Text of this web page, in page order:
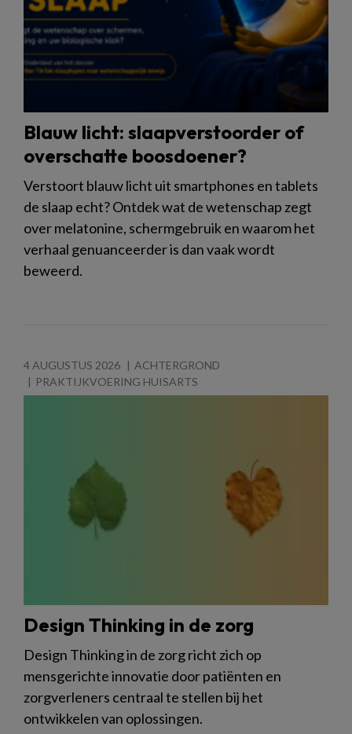
Blauw licht: slaapverstoorder of
overschatte boosdoener?
Verstoort blauw licht uit smartphones en tablets
de slaap echt? Ontdek wat de wetenschap zegt
over melatonine, schermgebruik en waarom het
verhaal genuanceerder is dan vaak wordt
beweerd.
4 AUGUSTUS 2026
ACHTERGROND
PRAKTIJKVOERING HUISARTS
Design Thinking in de zorg
Design Thinking in de zorg richt zich op
mensgerichte innovatie door patiënten en
zorgverleners centraal te stellen bij het
ontwikkelen van oplossingen.